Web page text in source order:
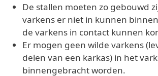
De stallen moeten zo gebouwd
varkens er niet in kunnen
de varkens in contact kunnen
Er mogen geen wilde varkens
delen van een karkas) in het
binnengebracht worden.